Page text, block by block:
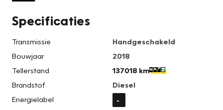
Specificaties
Transmissie
Handgeschakeld
Bouwjaar
2018
Tellerstand
137018 km
Brandstof
Diesel
Energielabel
-